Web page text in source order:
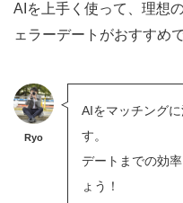
AIを上手く使って、理想
ェラーデートがおすすめで
Ryo
AIをマッチング
す。
デートまでの効
ょう！